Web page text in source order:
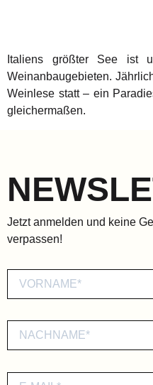
Italiens größter See ist
Weinanbaugebieten.
Weinlese statt – ein
gleichermaßen.
Jetzt anmelden und keine
verpassen!